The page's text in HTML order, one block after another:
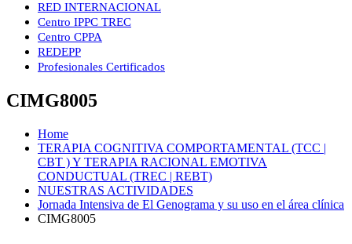
RED INTERNACIONAL
Centro IPPC TREC
Centro CPPA
REDEPP
Profesionales Certificados
CIMG8005
Home
TERAPIA COGNITIVA COMPORTAMENTAL (TCC |
CBT ) Y TERAPIA RACIONAL EMOTIVA
CONDUCTUAL (TREC | REBT)
NUESTRAS ACTIVIDADES
Jornada Intensiva de El Genograma y su uso en el área clínica
CIMG8005